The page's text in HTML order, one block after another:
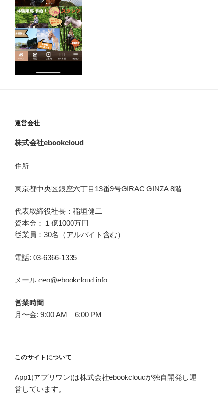
運営会社
株式会社ebookcloud
住所
東京都中央区銀座六丁目 13番9号GIRAC GINZA 8階
代表取締役社長：稲垣健二
資本金：１億1000万円
従業員：30名（アルバイト含む）
電話: 03-6366-1335
メール ceo@ebookcloud.info
営業時間
月〜金: 9:00 AM – 6:00 PM
このサイトについて
App1(アプリワン)は株式会社ebookcloudが独自開発し運
営しています。